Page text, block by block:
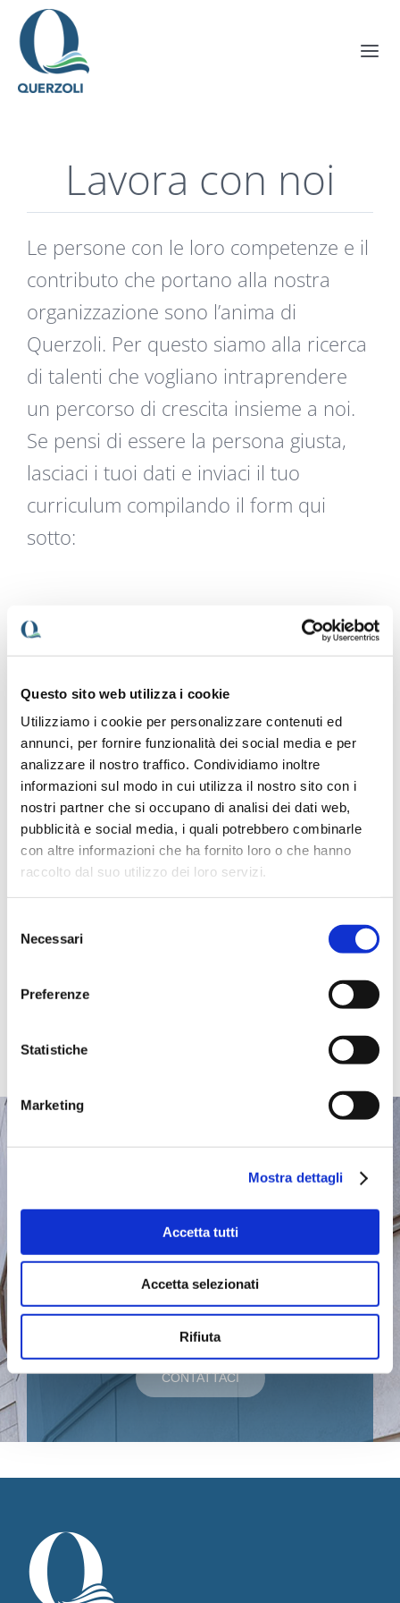
Questo sito web utilizza i cookie
Utilizziamo i cookie per personalizzare contenuti ed
annunci, per fornire funzionalità dei social media e per
analizzare il nostro traffico. Condividiamo inoltre
informazioni sul modo in cui utilizza il nostro sito con i
nostri partner che si occupano di analisi dei dati web,
pubblicità e social media, i quali potrebbero combinarle
con altre informazioni che ha fornito loro o che hanno
raccolto dal suo utilizzo dei loro servizi.
delNecessari
Preferenze
Statistiche
Marketing
Mostra dettagli
Accetta tutti
Accetta selezionati
Rifiuta
Salta
contenuto
Soluzioni
Realizzazioni
Contatti
Lavora con noi
Lavora con noi
Le persone con le loro competenze e il
contributo che portano alla nostra
organizzazione sono l’anima di
Querzoli. Per questo siamo alla ricerca
di talenti che vogliano intraprendere
un percorso di crescita insieme a noi.
Se pensi di essere la persona giusta,
lasciaci i tuoi dati e inviaci il tuo
curriculum compilando il form qui
sotto:
Ci hanno
scelto
Hai un
progetto da
realizzare?
CONTATTACI